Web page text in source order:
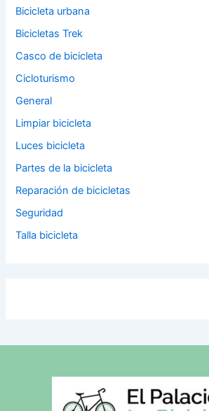
Bicicleta urbana
Bicicletas Trek
Casco de bicicleta
Cicloturismo
General
Limpiar bicicleta
Luces bicicleta
Partes de la bicicleta
Reparación de bicicletas
Seguridad
Talla bicicleta